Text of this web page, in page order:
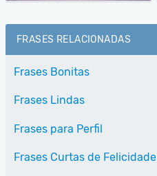
FRASES RELACIONADAS
Frases Bonitas
Frases Lindas
Frases para Perfil
Frases Curtas de Felicidade